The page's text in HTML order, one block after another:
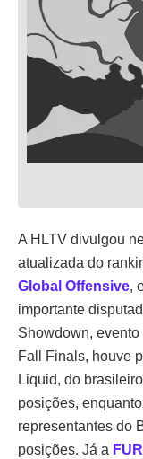
A HLTV divulgou
atualizada do
Global Offensive,
importante
Showdown,
Fall Finals, houve
Liquid, do
posições,
representantes do
posições. Já a